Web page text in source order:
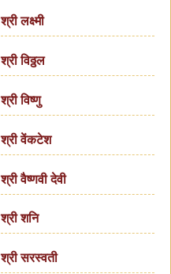
श्री लक्ष्मी
श्री विठ्ठल
श्री विष्णु
श्री वेंकटेश
श्री वैष्णवी देवी
श्री शनि
श्री सरस्वती